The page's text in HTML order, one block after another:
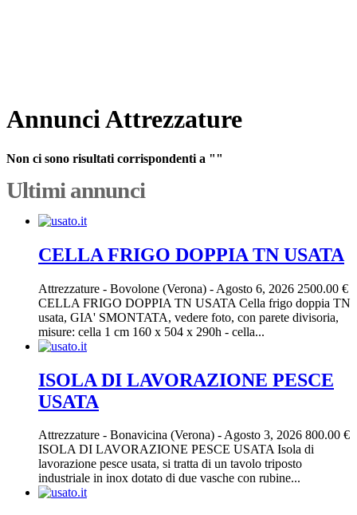
Annunci Attrezzature
Non ci sono risultati corrispondenti a ""
Ultimi annunci
CELLA FRIGO DOPPIA TN USATA
Attrezzature - Bovolone (Verona) - Agosto 6, 2026 2500.00 €
CELLA FRIGO DOPPIA TN USATA Cella frigo doppia TN
usata, GIA' SMONTATA, vedere foto, con parete divisoria,
misure: cella 1 cm 160 x 504 x 290h - cella...
ISOLA DI LAVORAZIONE PESCE
USATA
Attrezzature - Bonavicina (Verona) -Agosto 3, 2026 800.00 €
ISOLA DI LAVORAZIONE PESCE USATA Isola di
lavorazione pesce usata, si tratta di un tavolo triposto
industriale in inox dotato di due vasche con rubine...